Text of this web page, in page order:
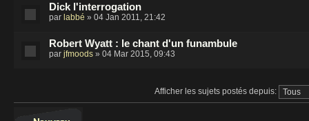
Dick l'interrogation
par labbé » 04 Jan 2011, 21:42
Robert Wyatt : le chant d'un funambule
par jfmoods » 04 Mar 2015, 09:43
Afficher les sujets postés depuis: